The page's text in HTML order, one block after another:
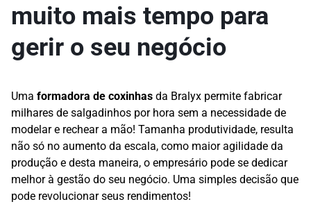
muito mais tempo para
gerir o seu negócio
Uma formadora de coxinhas da Bralyx permite fabricar
milhares de salgadinhos por hora sem a necessidade de
modelar e rechear a mão! Tamanha produtividade, resulta
não só no aumento da escala, como maior agilidade da
produção e desta maneira, o empresário pode se dedicar
melhor à gestão do seu negócio. Uma simples decisão que
pode revolucionar seus rendimentos!